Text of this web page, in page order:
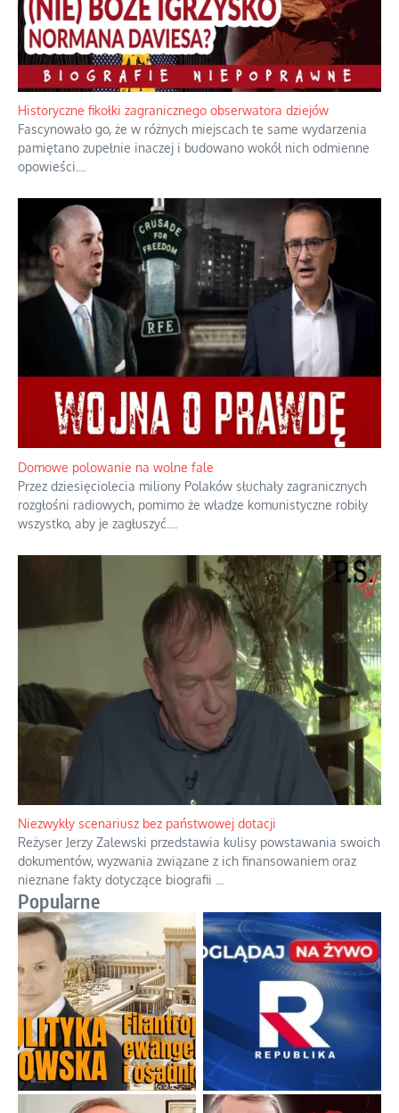
Rozważania o rodzinie przy zielonej herbacie
Rodzina to zbiór jednostek połączonych trwałymi, naturalnymi,
realnymi relacjami....
Historyczne fikołki zagranicznego obserwatora dziejów
Fascynowało go, że w różnych miejscach te same wydarzenia
pamiętano zupełnie inaczej i budowano wokół nich odmienne
opowieści....
Domowe polowanie na wolne fale
Przez dziesięciolecia miliony Polaków słuchały zagranicznych
rozgłośni radiowych, pomimo że władze komunistyczne robiły
wszystko, aby je zagłuszyć....